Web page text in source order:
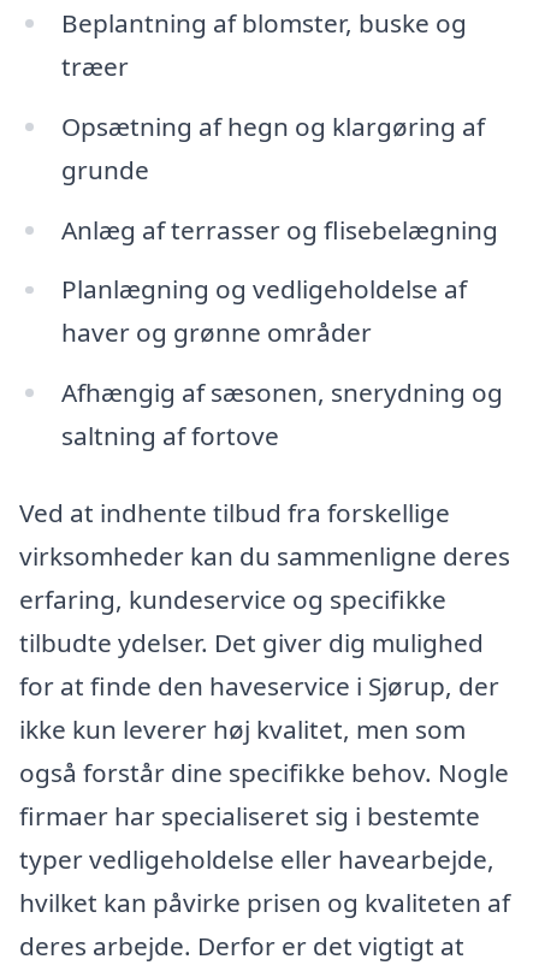
Beplantning af blomster, buske og
træer
Opsætning af hegn og klargøring af
grunde
Anlæg af terrasser og flisebelægning
Planlægning og vedligeholdelse af
haver og grønne områder
Afhængig af sæsonen, snerydning og
saltning af fortove
Ved at indhente tilbud fra forskellige
virksomheder kan du sammenligne deres
erfaring, kundeservice og specifikke
tilbudte ydelser. Det giver dig mulighed
for at finde den haveservice i Sjørup, der
ikke kun leverer høj kvalitet, men som
også forstår dine specifikke behov. Nogle
firmaer har specialiseret sig i bestemte
typer vedligeholdelse eller havearbejde,
hvilket kan påvirke prisen og kvaliteten af
deres arbejde. Derfor er det vigtigt at